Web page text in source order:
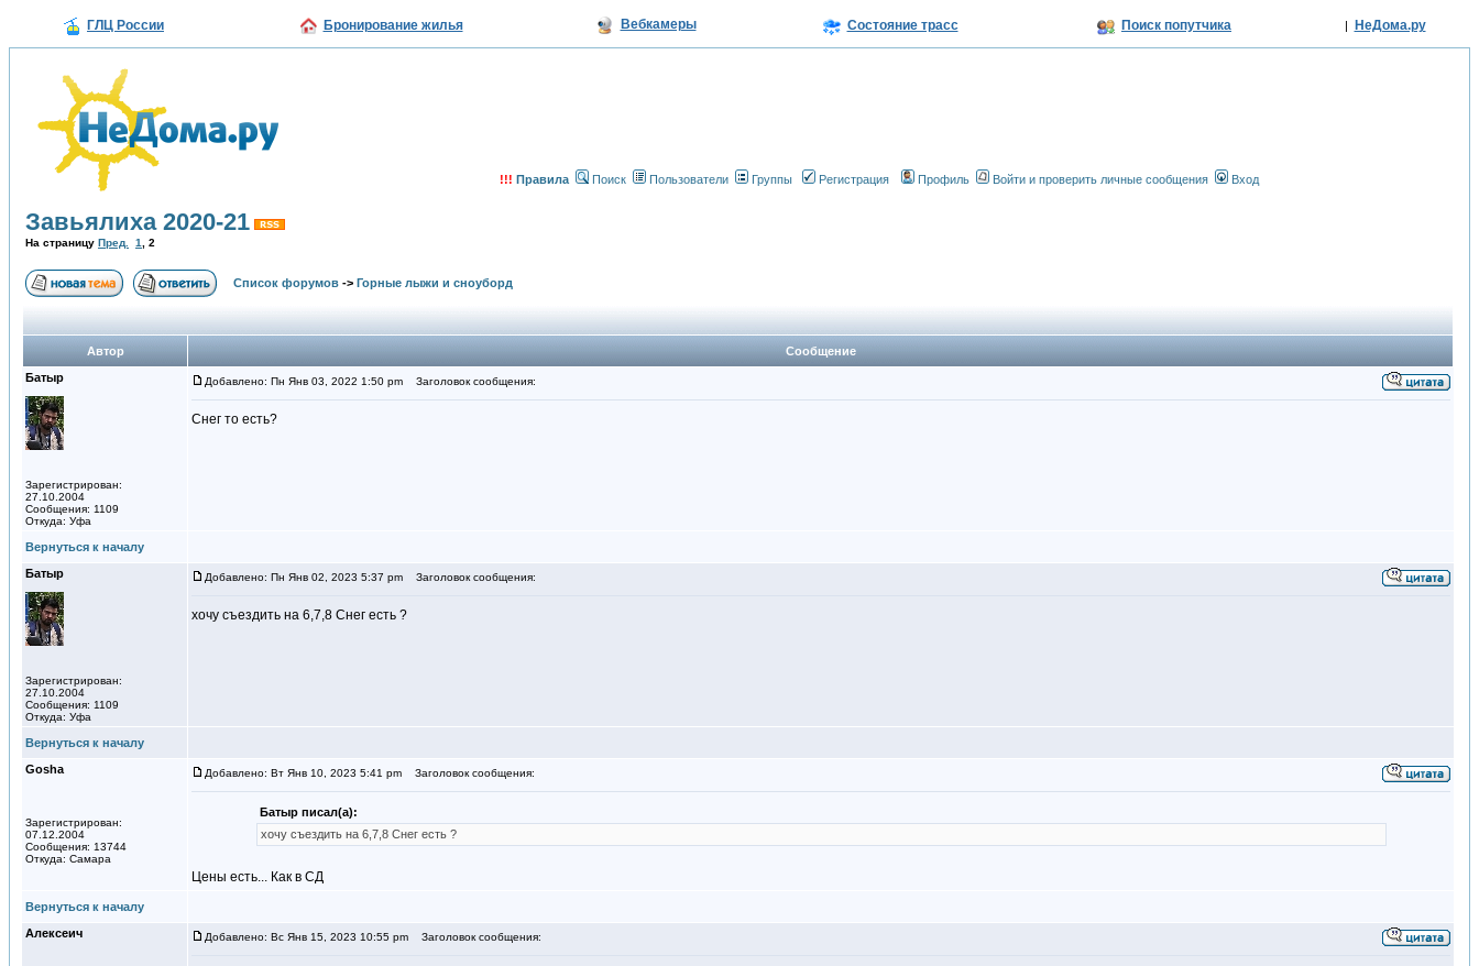
ГЛЦ России Бронирование жилья Вебкамеры Состояние трасс Поиск попутчика | НеДома.ру
!!! Правила Поиск Пользователи Группы Регистрация Профиль Войти и проверить личные сообщения Вход
Завьялиха 2020-21
На страницу Пред. 1 2
Список форумов -> Горные лыжи и сноуборд
Автор
Сообщение
Батыр
Зарегистрирован:
27.10.2004
Сообщения: 1109
Откуда: Уфа
Добавлено: Пн Янв 03, 2022 1:50 pm Заголовок сообщения:
Снег то есть?
Вернуться к началу
Батыр
Зарегистрирован:
27.10.2004
Сообщения: 1109
Откуда: Уфа
Добавлено: Пн Янв 02, 2023 5:37 pm Заголовок сообщения:
хочу съездить на 6,7,8 Снег есть ?
Вернуться к началу
Gosha
Зарегистрирован:
07.12.2004
Сообщения: 13744
Откуда: Самара
Добавлено: Вт Янв 10, 2023 5:41 pm Заголовок сообщения:
Батыр писал(а):
хочу съездить на 6,7,8 Снег есть ?
Цены есть... Как в СД
Вернуться к началу
Алексеич
Добавлено: Вс Янв 15, 2023 10:55 pm Заголовок сообщения: